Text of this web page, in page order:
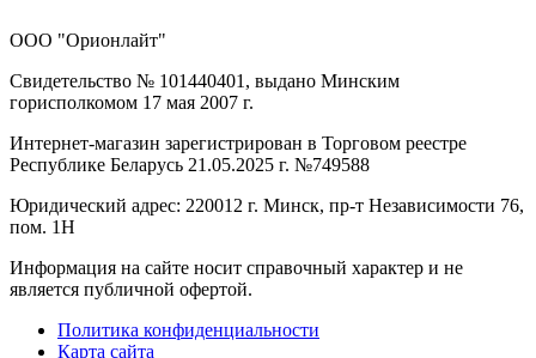
ООО "Орионлайт"
Свидетельство № 101440401, выдано Минским
горисполкомом 17 мая 2007 г.
Интернет-магазин зарегистрирован в Торговом реестре
Республике Беларусь 21.05.2025 г. №749588
Юридический адрес: 220012 г. Минск, пр-т Независимости 76,
пом. 1Н
Информация на сайте носит справочный характер и не
является публичной офертой.
Политика конфиденциальности
Карта сайта